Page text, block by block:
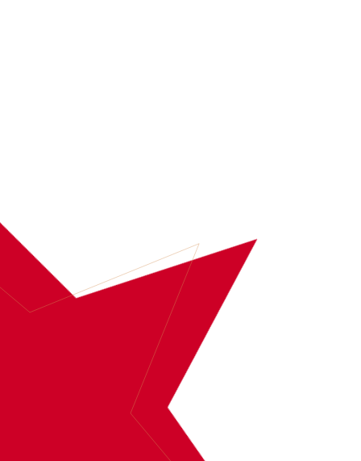
SUZAN & FREEK